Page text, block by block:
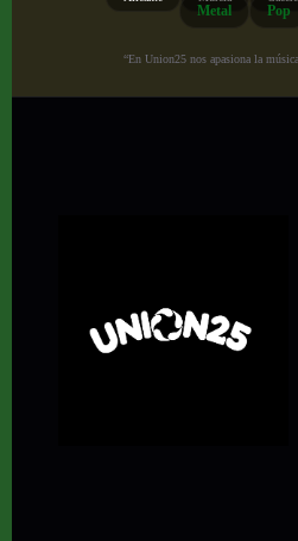
Metal Pop
“En Union25 nos apasiona la